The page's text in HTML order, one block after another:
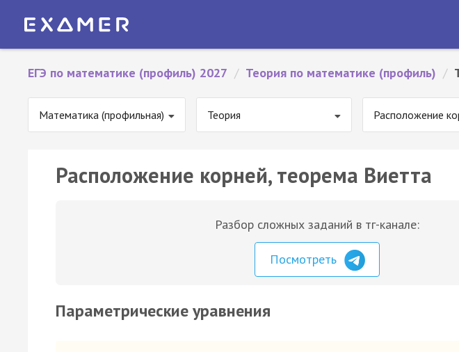
ЕГЭ по математике (профиль) 2027 / Теория по математике (профиль) /
Математика (профильная) Теория Расположение
Расположение корней, теорема Виетта
Разбор сложных заданий в тг-канале:
Посмотреть
Параметрические уравнения